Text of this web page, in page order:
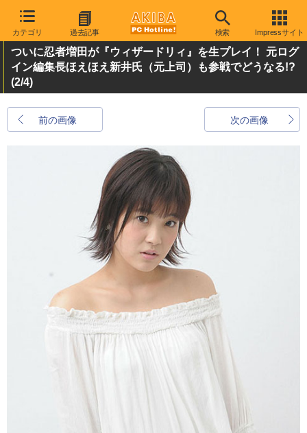
カテゴリ 過去記事 検索 Impressサイト
ついに忍者増田が『ウィザードリィ』を生プレイ！ 元ログ
イン編集長ほえほえ新井氏（元上司）も参戦でどうなる!?
(2/4)
前の画像 次の画像